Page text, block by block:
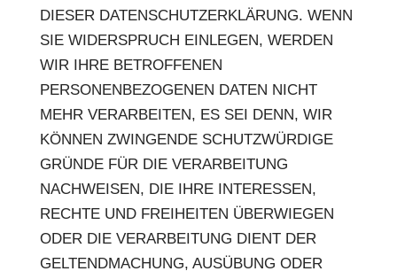
DIESER DATENSCHUTZERKLÄRUNG. WENN
SIE WIDERSPRUCH EINLEGEN, WERDEN
WIR IHRE BETROFFENEN
PERSONENBEZOGENEN DATEN NICHT
MEHR VERARBEITEN, ES SEI DENN, WIR
KÖNNEN ZWINGENDE SCHUTZWÜRDIGE
GRÜNDE FÜR DIE VERARBEITUNG
NACHWEISEN, DIE IHRE INTERESSEN,
RECHTE UND FREIHEITEN ÜBERWIEGEN
ODER DIE VERARBEITUNG DIENT DER
GELTENDMACHUNG, AUSÜBUNG ODER